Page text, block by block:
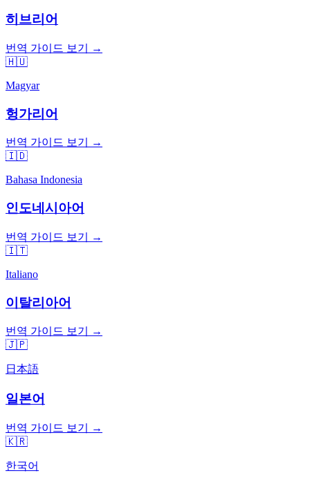
히브리어
번역 가이드 보기 →
🇭🇺
Magyar
헝가리어
번역 가이드 보기 →
🇮🇩
Bahasa Indonesia
인도네시아어
번역 가이드 보기 →
🇮🇹
Italiano
이탈리아어
번역 가이드 보기 →
🇯🇵
日本語
일본어
번역 가이드 보기 →
🇰🇷
한국어